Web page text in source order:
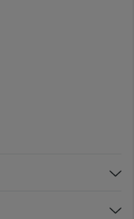
Preto Q.1049